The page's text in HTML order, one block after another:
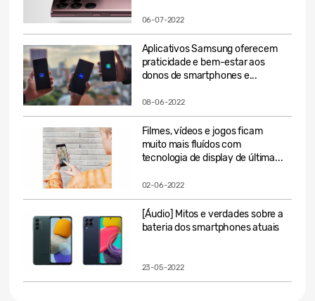
06-07-2022
Aplicativos Samsung oferecem
praticidade e bem-estar aos
donos de smartphones e...
08-06-2022
Filmes, vídeos e jogos ficam
muito mais fluídos com
tecnologia de display de última...
02-06-2022
[Áudio] Mitos e verdades sobre a
bateria dos smartphones atuais
23-05-2022